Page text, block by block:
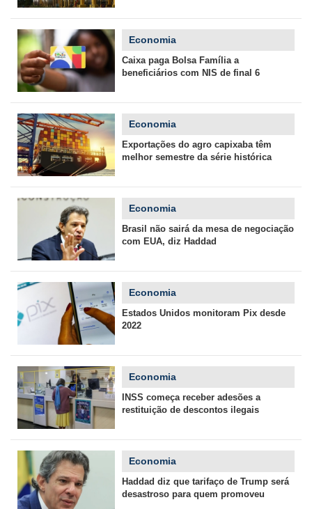
Economia
Caixa paga Bolsa Família a
beneficiários com NIS de final 6
Economia
Exportações do agro capixaba têm
melhor semestre da série histórica
Economia
Brasil não sairá da mesa de negociação
com EUA, diz Haddad
Economia
Estados Unidos monitoram Pix desde
2022
Economia
INSS começa receber adesões a
restituição de descontos ilegais
Economia
Haddad diz que tarifaço de Trump será
desastroso para quem promoveu